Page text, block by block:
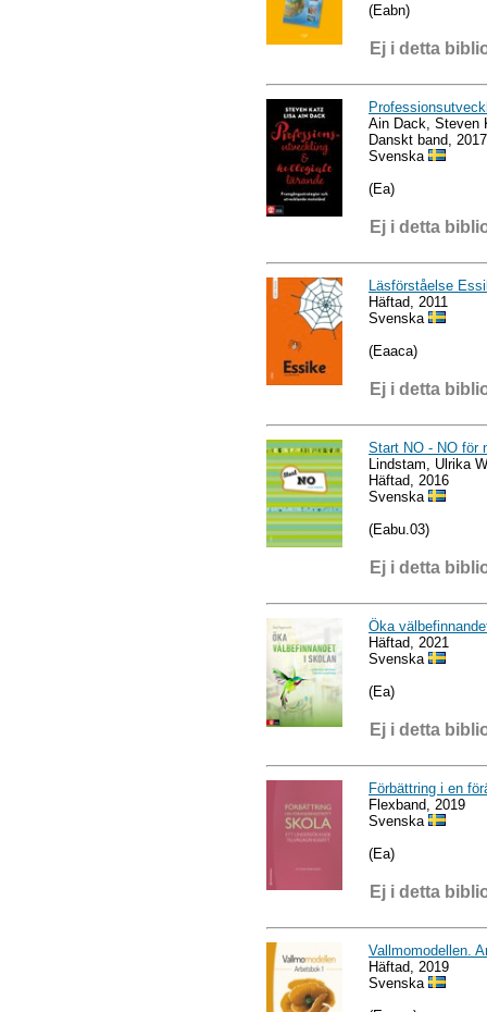
(Eabn)
Ej i detta
Ain Dack, Steven
Danskt band, 2017
Svenska
(Ea)
Ej i detta
Läsförståelse
Häftad, 2011
Svenska
(Eaaca)
Ej i detta
Start NO - NO för
Lindstam, Ulrika
Häftad, 2016
Svenska
(Eabu.03)
Ej i detta
Öka
Häftad, 2021
Svenska
(Ea)
Ej i detta
Förbättring i en
Flexband, 2019
Svenska
(Ea)
Ej i detta
Vallmomodellen.
Häftad, 2019
Svenska